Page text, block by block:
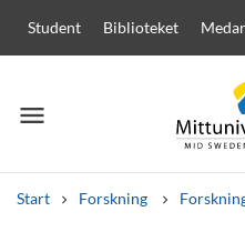
Student Biblioteket
menu
Meny
Start Forskning